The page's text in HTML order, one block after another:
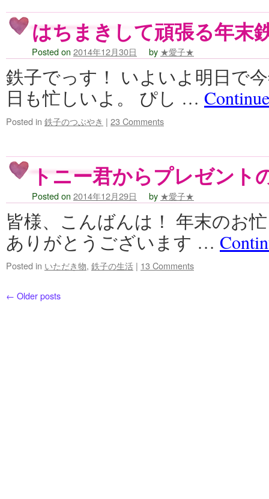
はちまきして頑張る年末
Posted on 2014年12月30日 by ★愛子★
鉄子でっす！ いよいよ明日で
日も忙しいよ。 ぴし …
Posted in 鉄子のつぶやき | 23 Comments
トニー君からプレゼント
Posted on 2014年12月29日 by ★愛子★
皆様、こんばんは！ 年末のお
ありがとうございます …
Posted in いただき物, 鉄子の生活 | 13 Comments
← Older posts